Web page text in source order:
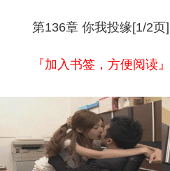
第136章 你我投缘[1/2页]
『加入书签，方便阅读』